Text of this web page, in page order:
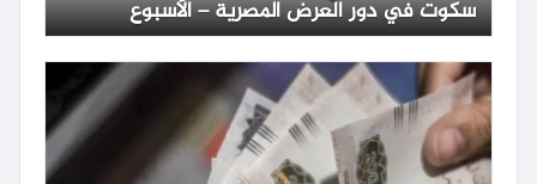
سكوت في دور العرض المصرية – الأسبوع